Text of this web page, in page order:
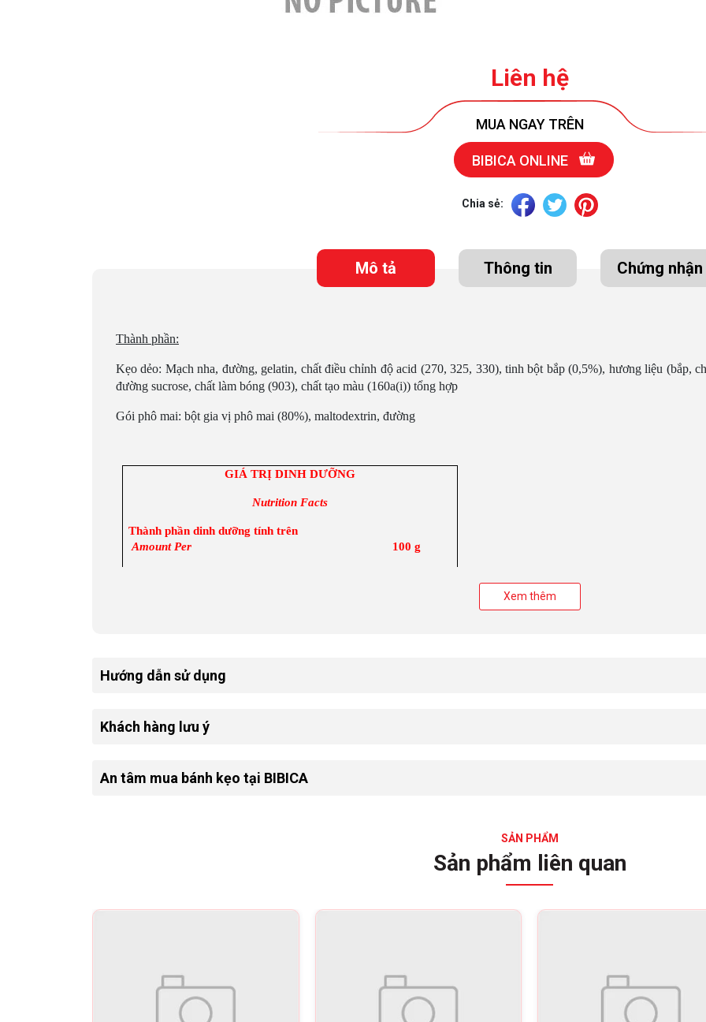
Liên hệ
MUA NGAY TRÊN
BIBICA ONLINE
Chia sẻ:
Mô tả Thông tin Chứng nhận
Thành phần:
Kẹo dẻo: Mạch nha, đường, gelatin, chất điều chỉnh độ acid (270, 325, 330), tinh bột bắp (0,5%), hương liệu (bắp,
đường sucrose, chất làm bóng (903), chất tạo màu (160a(i)) tổng hợp
Gói phô mai: bột gia vị phô mai (80%), maltodextrin, đường
GIÁ TRỊ DINH DƯỠNG
Nutrition Facts
Thành phần dinh dưỡng tính trên
Amount Per
100 g
Xem thêm
Hướng dẫn sử dụng
Khách hàng lưu ý
An tâm mua bánh kẹo tại BIBICA
SẢN PHẨM
Sản phẩm liên quan